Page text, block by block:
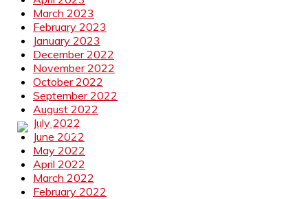
March 2023
February 2023
January 2023
December 2022
November 2022
October 2022
September 2022
August 2022
July 2022
June 2022
May 2022
April 2022
March 2022
February 2022